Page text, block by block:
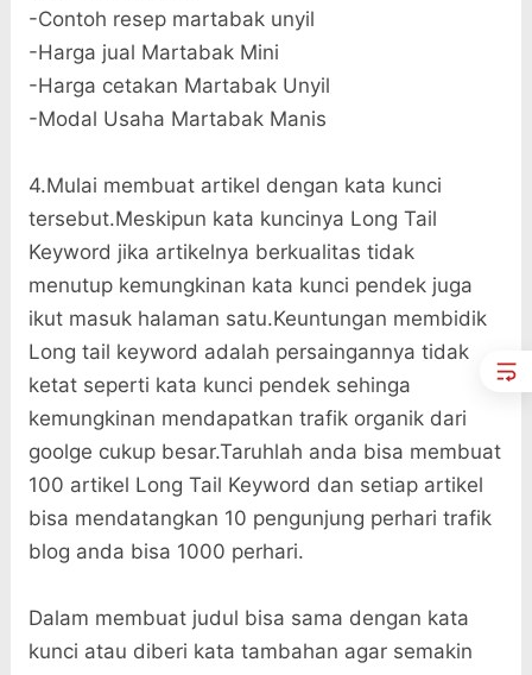
-Contoh resep martabak unyil
-Harga jual Martabak Mini
-Harga cetakan Martabak Unyil
-Modal Usaha Martabak Manis
4.Mulai membuat artikel dengan kata kunci
tersebut.Meskipun kata kuncinya Long Tail
Keyword jika artikelnya berkualitas tidak
menutup kemungkinan kata kunci pendek juga
ikut masuk halaman satu.Keuntungan membidik
Long tail keyword adalah persaingannya tidak
ketat seperti kata kunci pendek sehinga
kemungkinan mendapatkan trafik organik dari
goolge cukup besar.Taruhlah anda bisa membuat
100 artikel Long Tail Keyword dan setiap artikel
bisa mendatangkan 10 pengunjung perhari trafik
blog anda bisa 1000 perhari.
Dalam membuat judul bisa sama dengan kata
kunci atau diberi kata tambahan agar semakin